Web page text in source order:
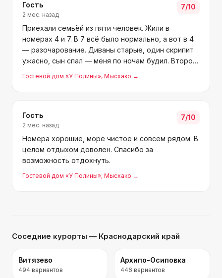
Гость
2 мес. назад
7/10
Приехали семьёй из пяти человек. Жили в
номерах 4 и 7. В 7 всё было нормально, а вот в 4
— разочарование. Диваны старые, один скрипит
ужасно, сын спал — меня по ночам будил. Второй
сломанный, при раскладывании дыра посередине,
Гостевой дом «У Полины», Мысхако →
Гость
2 мес. назад
7/10
Номера хорошие, море чистое и совсем рядом. В
целом отдыхом доволен. Спасибо за
возможность отдохнуть.
Гостевой дом «У Полины», Мысхако →
Соседние курорты — Краснодарский край
Витязево
494 вариантов
Архипо-Осиповка
446 вариантов